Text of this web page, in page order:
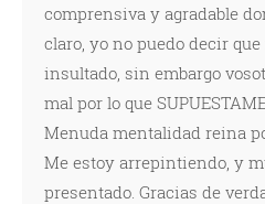
comprensiva y agradable
claro, yo no puedo decir
insultado, sin embargo
mal por lo que
Menuda mentalidad reina
Me estoy arrepintiendo, y
presentado. Gracias de